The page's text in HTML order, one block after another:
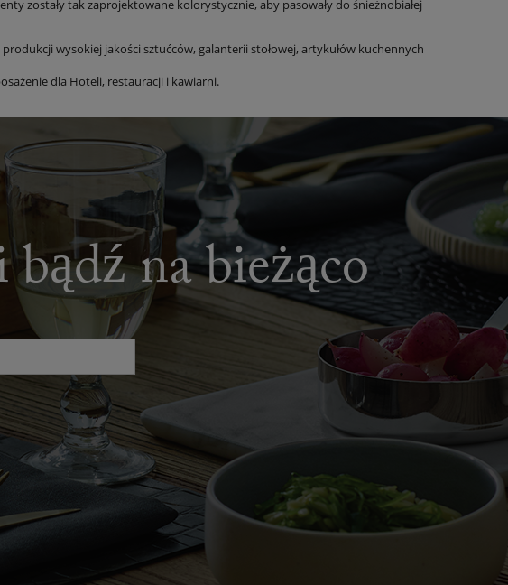
zostały tak zaprojektowane kolorystycznie, aby pasowały do śnieżnobiałej
wysokiej jakości sztućców, galanterii stołowej, artykułów kuchennych
dla Hoteli, restauracji i kawiarni.
na bieżąco